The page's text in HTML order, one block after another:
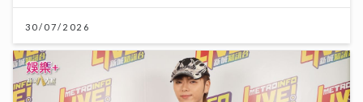
30/07/2026